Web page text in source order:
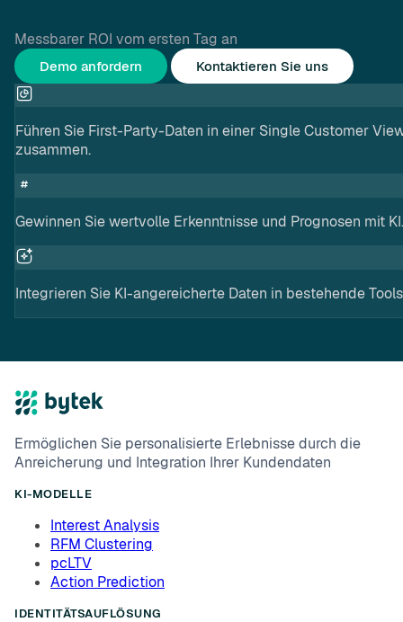
Messbarer ROI vom ersten Tag an
Demo anfordern Kontaktieren Sie uns
Führen Sie First-Party-Daten in einer Single Customer
zusammen.
Gewinnen Sie wertvolle Erkenntnisse und Prognosen mit KI.
Integrieren Sie KI-angereicherte Daten in bestehende
Ermöglichen Sie personalisierte Erlebnisse durch die
Anreicherung und Integration Ihrer Kundendaten
KI-MODELLE
Interest Analysis
RFM Clustering
pcLTV
Action Prediction
IDENTITÄTSAUFLÖSUNG